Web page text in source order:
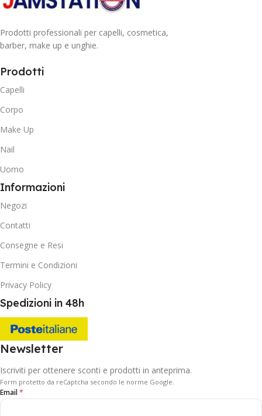
Prodotti professionali per capelli, cosmetica,
barber, make up e unghie.
Prodotti
Capelli
Corpo
Make Up
Nail
Uomo
Informazioni
Negozi
Contatti
Consegne e Resi
Termini e Condizioni
Privacy Policy
Spedizioni in 48h
Newsletter
Iscriviti per ottenere sconti e prodotti in anteprima.
Form protetto da reCaptcha secondo le norme Google.
Email*